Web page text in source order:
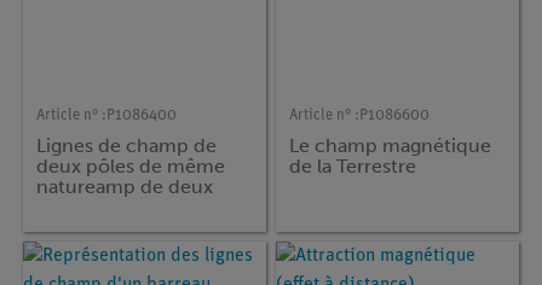
Article n° : P1086400
Lignes de champ de
deux pôles de même
natureamp de deux
Article n° : P1086600
Le champ magnétique
de la Terrestre